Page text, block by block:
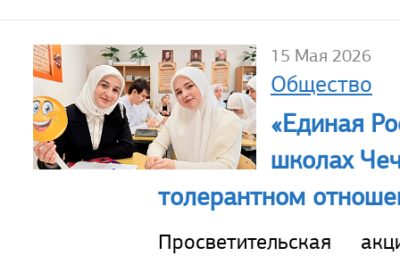
15 Мая 2026
Общество
«Единая
школах
толерантном
Просветительская